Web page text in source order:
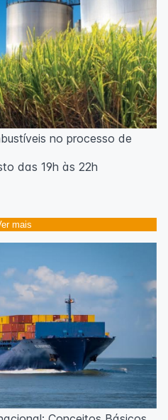
no processo de
das 19h às 22h
Culturas para
biodiesel.
de florestas energéticas.
de biogás: Aterro
de esgoto e resíduos
da biodigestão.
atuais à penetração de
Biocombustíveis e transição
mais